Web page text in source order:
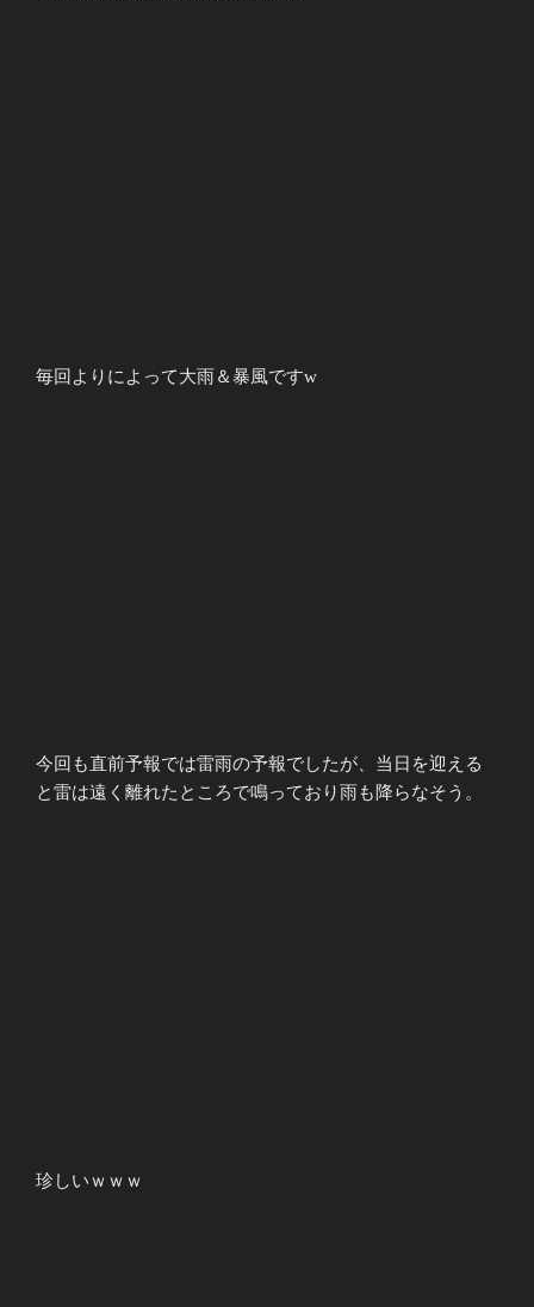
毎回よりによって大雨＆暴風ですw
今回も直前予報では雷雨の予報でしたが、当日を迎える
と雷は遠く離れたところで鳴っており雨も降らなそう。
珍しいｗｗｗ